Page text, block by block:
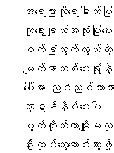
အရေပြားကိုရေဓါတ်ပ
ကိုရွေးချယ်အသုံးပ
ဝက်ခြံထွက်လွယ်တဲ့
မျက်နှာသစ်ပေးရုံ
ပေါ်မှာ ညင်ညင်သာသ
ဏ္ဍန်နှိပ်ပေးပါ။ ခဏ
ပွတ်တိုက်တာမျိုးမ
ဦးထုပ်တွေဆောင်းသွ